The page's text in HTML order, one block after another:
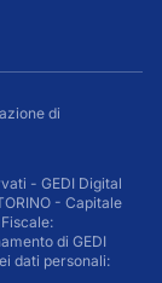
di
- GEDI Digital
- Capitale
di GEDI
dati personali: